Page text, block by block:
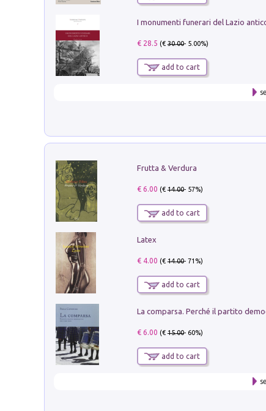
€ 28.5 (€30.00- 5.00%)
add to cart
Frutta & Verdura
€ 6.00 (€14.00- 57%)
add to cart
Latex
€ 4.00 (€14.00- 71%)
add to cart
€ 6.00 (€15.00- 60%)
add to cart